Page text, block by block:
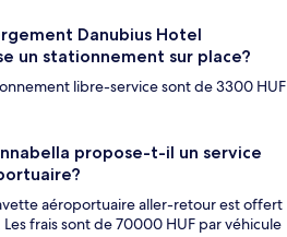
Danubius Hotel
un stationnement sur place?
libre-service sont de 3300 HUF
propose-t-il un service
aéroportuaire aller-retour est offert
frais sont de 70000 HUF par véhicule